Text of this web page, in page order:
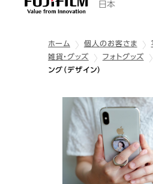
日本
ホーム 個人のお客さま
雑貨・グッズ
フォトグッズ
ング（デザイン）